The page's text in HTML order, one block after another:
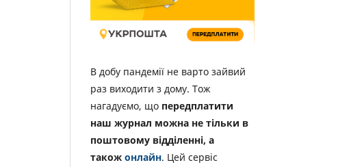
В добу пандемії не варто зайвий
раз виходити з дому. Тож
нагадуємо, що передплатити
наш журнал можна не тільки в
поштовому відділенні, а
також онлайн. Цей сервіс